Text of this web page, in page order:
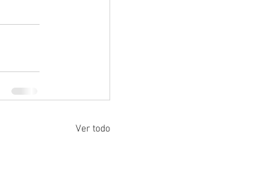
Ver todo